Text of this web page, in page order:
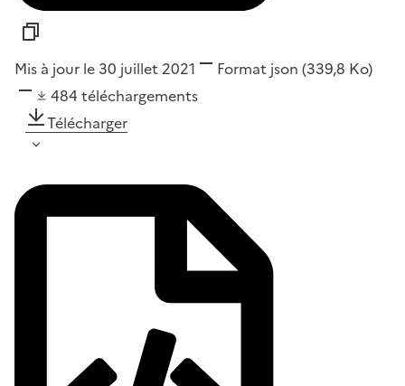
Mis à jour le 30 juillet 2021 Format json (339,8 Ko)
484 téléchargements
Télécharger